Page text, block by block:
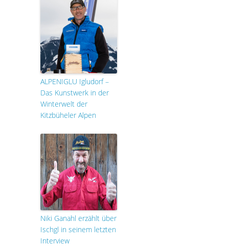
ALPENIGLU Igludorf –
Das Kunstwerk in der
Winterwelt der
Kitzbüheler Alpen
Niki Ganahl erzählt über
Ischgl in seinem letzten
Interview